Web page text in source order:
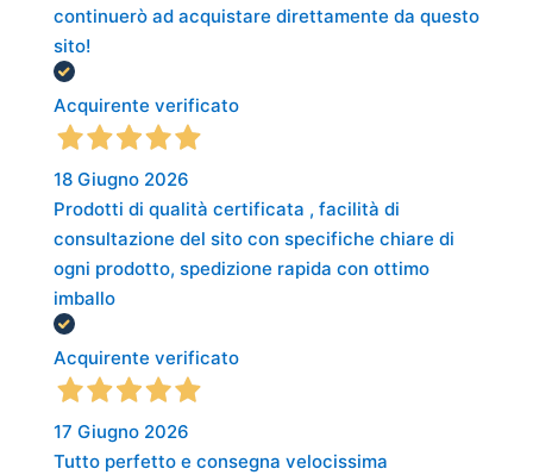
continuerò ad acquistare direttamente da questo
sito!
Acquirente verificato
18 Giugno 2026
Prodotti di qualità certificata , facilità di
consultazione del sito con specifiche chiare di
ogni prodotto, spedizione rapida con ottimo
imballo
Acquirente verificato
17 Giugno 2026
Tutto perfetto e consegna velocissima